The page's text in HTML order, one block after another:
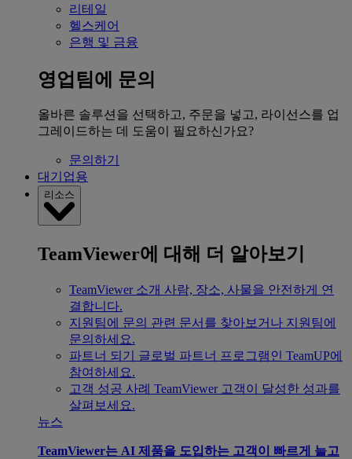
리테일
헬스케어
은행 및 금융
영업팀에 문의
올바른 솔루션을 선택하고, 주문을 넣고, 라이선스를 업
그레이드하는 데 도움이 필요하신가요?
문의하기
대기업용
리소스
TeamViewer에 대해 더 알아보기
TeamViewer 소개 사람, 장소, 사물을 안전하게 연
결합니다.
지원팀에 문의 관련 문서를 찾아보거나 지원팀에
문의하세요.
파트너 되기
글로벌 파트너 프로그램인 TeamUP에
참여하세요.
고객 성공 사례 TeamViewer 고객이 달성한 성과를
살펴보세요.
뉴스
TeamViewer는 AI 제품을 도입하는 고객이 빠르게 늘고